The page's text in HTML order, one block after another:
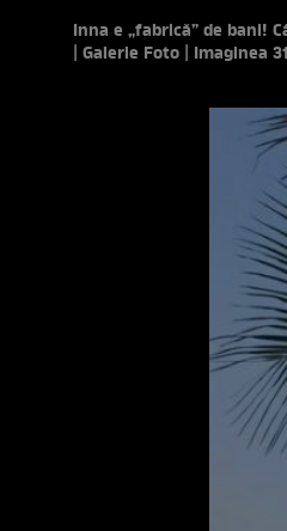
Inna e „fabrică” de bani!
| Galerie Foto | Imaginea